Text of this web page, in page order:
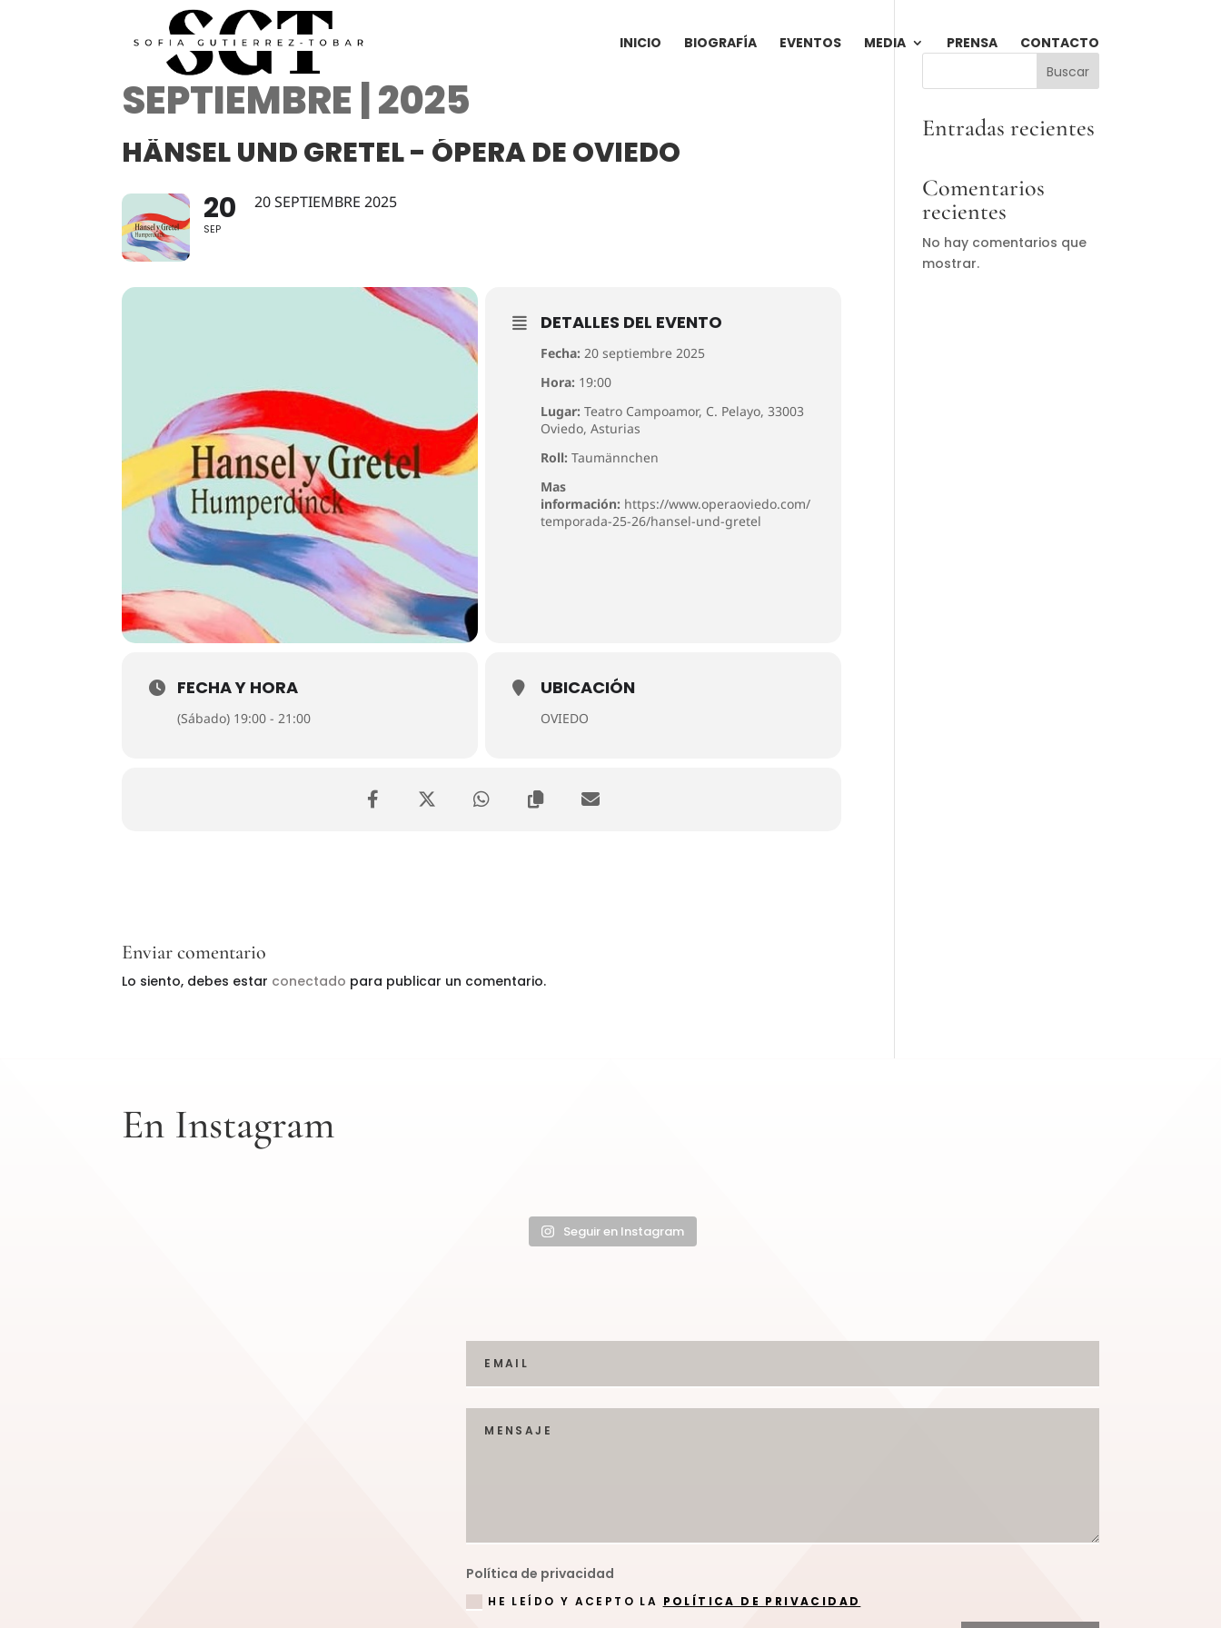
INICIO BIOGRAFÍA EVENTOS MEDIA PRENSA CONTACTO
SEPTIEMBRE | 2025
HÄNSEL UND GRETEL - ÓPERA DE OVIEDO
20
SEP
20 SEPTIEMBRE 2025
DETALLES DEL EVENTO
Fecha:20 septiembre 2025
Hora: 19:00
Lugar: Teatro Campoamor, C. Pelayo, 33003
Oviedo, Asturias
Roll: Taumännchen
Mas
información: https://www.operaoviedo.com/
temporada-25-26/hansel-und-gretel
FECHA Y HORA
(Sábado) 19:00 - 21:00
UBICACIÓN
OVIEDO
Enviar comentario
Lo siento, debes estar conectado para publicar un comentario.
Buscar
Entradas recientes
Comentarios
recientes
No hay comentarios que
mostrar.
En Instagram
Seguir en Instagram
Política de privacidad
HE LEÍDO Y ACEPTO LA POLÍTICA DE PRIVACIDAD